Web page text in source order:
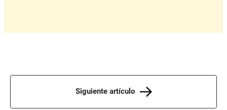
Siguiente artículo